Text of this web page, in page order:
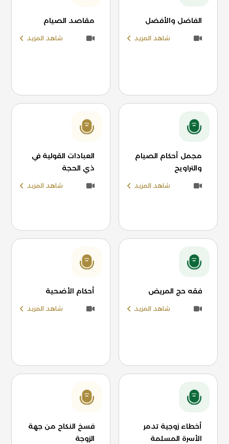
الفاضل والأفضل
شاهد المزيد
مقاصد الصيام
شاهد المزيد
مجمل أحكام الصيام
والتراويح
شاهد المزيد
العبادات القولية في
ذي الحجة
شاهد المزيد
فقه حج المريض
شاهد المزيد
أحكام الأضحية
شاهد المزيد
أخطاء زوجية تدمر
الأسرة المسلمة
فسخ النكاح من جهة
الزوجة